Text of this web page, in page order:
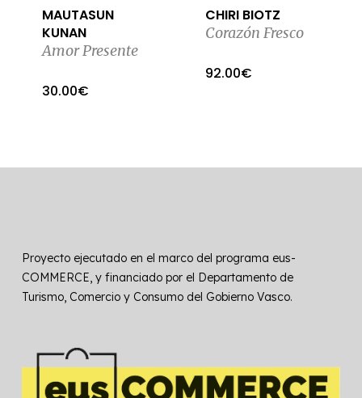
MAUTASUN
KUNAN
Amor Presente
30.00€
CHIRI BIOTZ
Corazón Fresco
92.00€
Proyecto ejecutado en el marco del programa eus-
COMMERCE, y financiado por el Departamento de
Turismo, Comercio y Consumo del Gobierno Vasco.